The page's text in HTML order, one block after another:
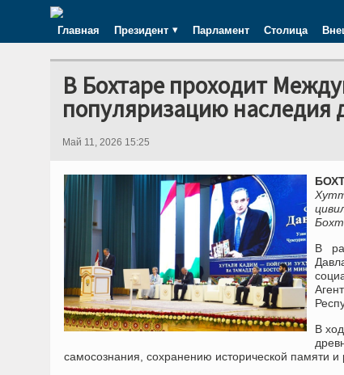
Главная Президент Парламент Столица
В Бохтаре проходит
популяризацию наследия
Май 11, 2026 15:25
В
В
самосознания, сохранению исторической памяти